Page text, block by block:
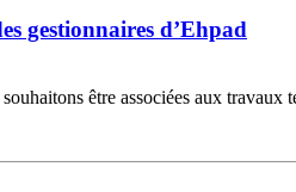
gestionnaires d’Ehpad
être associées aux